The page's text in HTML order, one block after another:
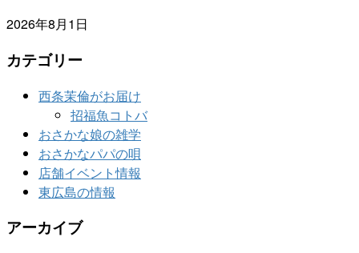
2026年8月1日
カテゴリー
西条茉倫がお届け
招福魚コトバ
おさかな娘の雑学
おさかなパパの唄
店舗イベント情報
東広島の情報
アーカイブ